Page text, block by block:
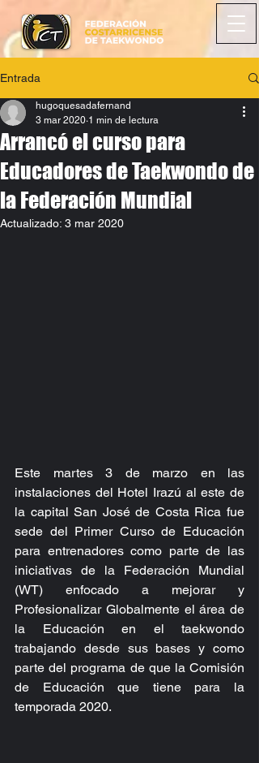
Entrada
Arrancó el curso para
Educadores de Taekwondo de
la Federación Mundial
hugoquesadafernand
3 mar 2020 1 min de lectura
Actualizado: 3 mar 2020
Este martes 3 de marzo en las
instalaciones del Hotel Irazú al este de
la capital San José de Costa Rica fue
sede del Primer Curso de Educación
para entrenadores como parte de las
iniciativas de la Federación Mundial
(WT) enfocado a mejorar y
Profesionalizar Globalmente el área de
la Educación en el taekwondo
trabajando desde sus bases y como
parte del programa de que la Comisión
de Educación que tiene para la
temporada 2020.